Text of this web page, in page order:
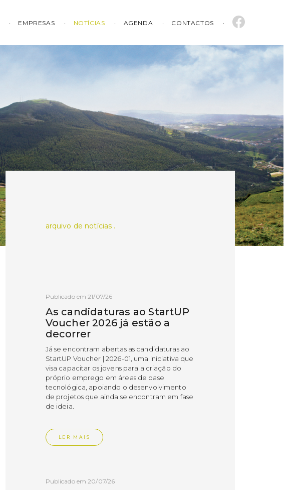
EMPRESAS NOTÍCIAS AGENDA CONTACTOS
arquivo de notícias .
Publicado em 21/07/26
As candidaturas ao StartUP
Voucher 2026 já estão a
decorrer
Já se encontram abertas as candidaturas ao
StartUP Voucher | 2026-01, uma iniciativa que
visa capacitar os jovens para a criação do
próprio emprego em áreas de base
tecnológica, apoiando o desenvolvimento
de projetos que ainda se encontram em fase
de ideia.
LER MAIS
Publicado em 20/07/26